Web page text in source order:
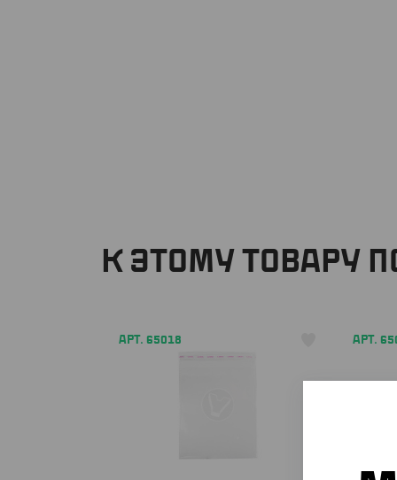
К ЭТОМУ ТОВАРУ
АРТ. 65018 АРТ.